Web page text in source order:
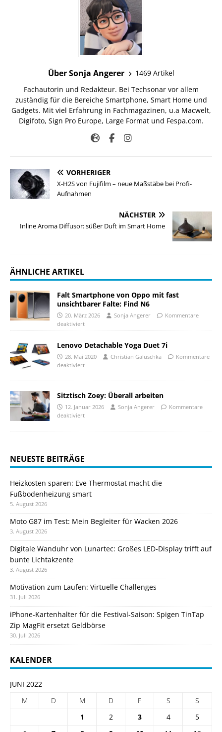
Über Sonja Angerer
1469 Artikel
Fachautorin und Redakteur. Bei Techsonar vor allem
zuständig für die Bereiche Smartphone, Smart Home und
Gadgets. Mit viel Erfahrung in Fachmagazinen, u.a Macwelt,
Digifoto, Sign Pro Europe, Large Format und Fespa.com.
VORHERIGER
X-H2S von Fujifilm – neue Maßstäbe bei Profi-
Aufnahmen
NÄCHSTER
Inline Aroma Diffusor: süßer Duft im Smart Home
ÄHNLICHE ARTIKEL
Falt Smartphone von Oppo mit fast
unsichtbarer Falte: Find N6
20. März 2026 Sonja Angerer
Kommentare
deaktiviert
Lenovo Detachable Yoga Duet 7i
28. Mai 2020 Christian Galuschka
Kommentare
deaktiviert
Sitztisch Zoey: Überall arbeiten
12. Januar 2026 Sonja Angerer
Kommentare
deaktiviert
NEUESTE BEITRÄGE
Heizkosten sparen: Eve Thermostat macht die
Fußbodenheizung smart
5. August 2026
Moto G87 im Test: Mein Begleiter für Wacken 2026
3. August 2026
Digitale Wanduhr von Lunartec: Großes LED-Display trifft auf
bunte Lichtakzente
3. August 2026
Motivation zum Laufen: Virtuelle Challenges
31. Juli 2026
iPhone-Kartenhalter für die Festival-Saison: Spigen TinTap
Zip MagFit ersetzt Geldbörse
30. Juli 2026
KALENDER
JUNI 2022
M
D M D F S
S
1
2 3 4
5